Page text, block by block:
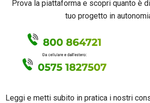
Prova la piattaforma e scopri quanto è
tuo progetto in
Leggi e metti subito in pratica i nostri